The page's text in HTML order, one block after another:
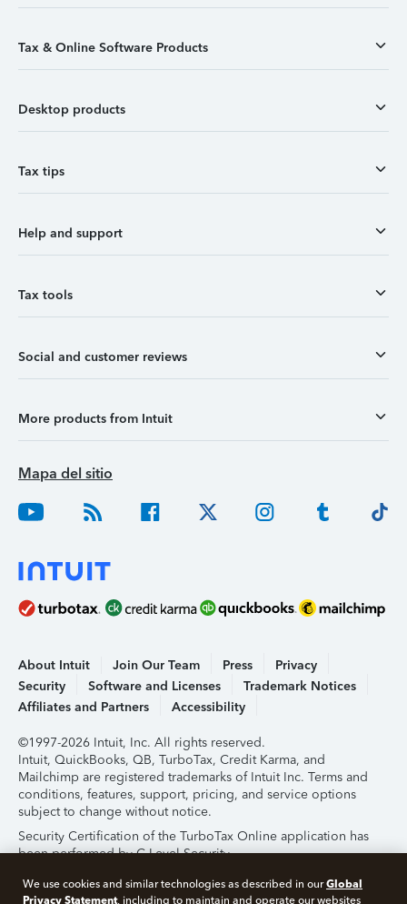
Tax & Online Software Products
Desktop products
Tax tips
Help and support
Tax tools
Social and customer reviews
More products from Intuit
Mapa del sitio
About Intuit Join Our Team Press
Privacy
Security
Software and Licenses
Trademark Notices
Affiliates and Partners
Accessibility
©1997-2026 Intuit, Inc. All rights reserved.
Intuit, QuickBooks, QB, TurboTax, Credit Karma, and
Mailchimp are registered trademarks of Intuit Inc. Terms and
conditions, features, support, pricing, and service options
subject to change without notice.
Security Certification of the TurboTax Online application has
been performed by C-Level Security.
By accessing and using this page you agree to the
Terms of
Use.
We use cookies and similar technologies as described in ourGlobal
Privacy Statement, including to maintain and operate our websites